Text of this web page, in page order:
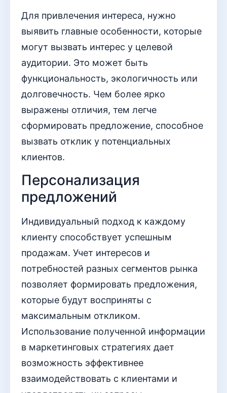
Для привлечения интереса, нужно
выявить главные особенности, которые
могут вызвать интерес у целевой
аудитории. Это может быть
функциональность, экологичность или
долговечность. Чем более ярко
выражены отличия, тем легче
сформировать предложение, способное
вызвать отклик у потенциальных
клиентов.
Персонализация
предложений
Индивидуальный подход к каждому
клиенту способствует успешным
продажам. Учет интересов и
потребностей разных сегментов рынка
позволяет формировать предложения,
которые будут восприняты с
максимальным откликом.
Использование полученной информации
в маркетинговых стратегиях дает
возможность эффективнее
взаимодействовать с клиентами и